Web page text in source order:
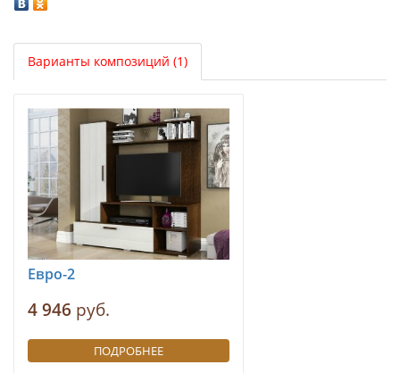
Варианты композиций (1)
Евро-2
4 946 руб.
ПОДРОБНЕЕ